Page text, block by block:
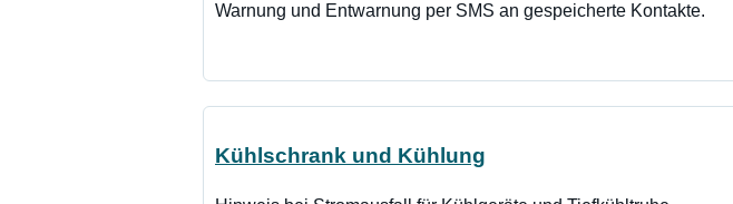
Warnung und Entwarnung per SMS an gespeicherte Kontakte.
Kühlschrank und Kühlung